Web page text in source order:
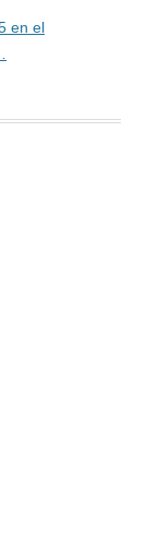
en el